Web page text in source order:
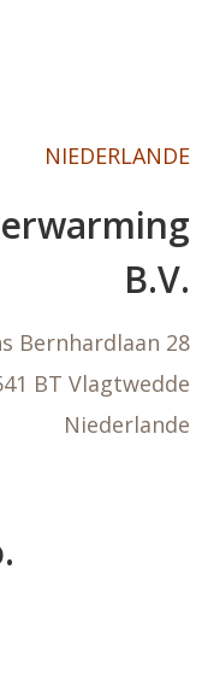
NIEDERLANDE
B.V.
Bernhardlaan 28
BT Vlagtwedde
Niederlande